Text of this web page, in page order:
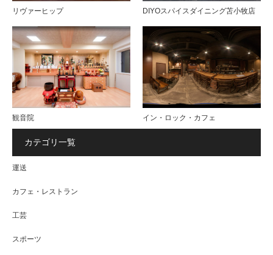
リヴァーヒップ DIYOスパイスダイニング苫小牧店
観音院 イン・ロック・カフェ
カテゴリ一覧
運送
カフェ・レストラン
工芸
スポーツ